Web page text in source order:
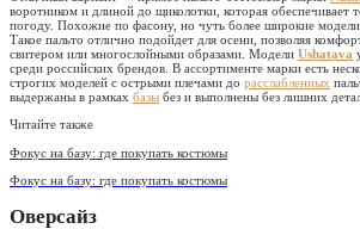
воротником и длиной до щиколотки, которая обеспечивает
погоду. Похожие по фасону, но чуть более широкие
Такое пальто отлично подойдет для осени, позволяя
свитером или многослойными образами. Модели Ushatava
среди российских брендов. В ассортименте марки есть
строгих моделей с острыми плечами до расслабленных
выдержаны в рамках базы без и выполнены без лишних
Читайте также
Фокус на базу: где покупать костюмы
Фокус на базу: где покупать костюмы
Оверсайз